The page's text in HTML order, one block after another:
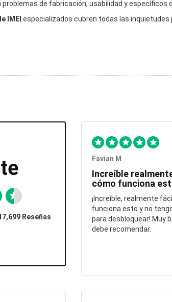
de fabricación, usabilidad y
IMEI especializados cubren todas las inquietudes
Reseñas
Favian M
Increíble
cómo funciona
¡Increíble, realmente
funciona esto y no
para desbloquear! Muy
debe recomendar.